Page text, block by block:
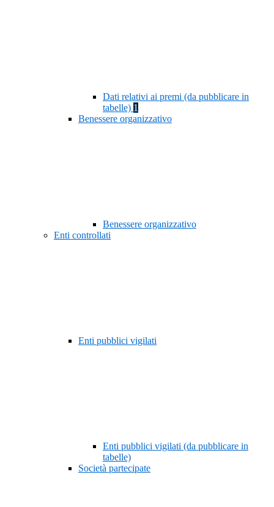
Dati relativi ai premi (da pubblicare in
tabelle) 1
Benessere organizzativo
Benessere organizzativo
Enti controllati
Enti pubblici vigilati
Enti pubblici vigilati (da pubblicare in
tabelle)
Società partecipate